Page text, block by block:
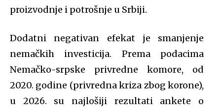
proizvodnje i potrošnje u Srbiji.
Dodatni negativan efekat je smanjenje
nemačkih investicija. Prema podacima
Nemačko-srpske privredne komore, od
2020. godine (privredna kriza zbog korone),
u 2026. su najlošiji rezultati ankete o